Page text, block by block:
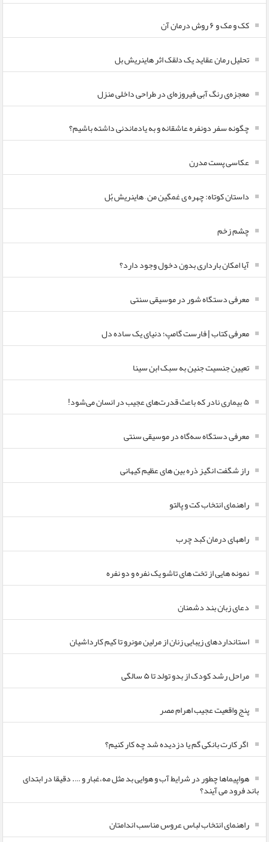
کک و مک و ۶ روش درمان آن
تحلیل رمان عقاید یک دلقک اثر هاینریش بل
معجزه‌ی رنگ آبی فیروزه‌ای در طراحی داخلی منزل
چگونه سفر دونفره عاشقانه و به یادماندنی داشته باشیم؟
عکاسی پست مدرن
داستان کوتاه: چهره ی غمگین من – هاینریش بُل
چشم زخم
آیا امکان بارداری بدون دخول وجود دارد؟
معرفی دستگاه شور در موسیقی سنتی
معرفی کتاب | فارست گامپ؛ دنیای یک ساده دل
تعیین جنسیت جنین به سبک ابن سینا
۵ بیماری نادر که باعث قدرت‌های عجیب در انسان می‌شود!
معرفی دستگاه سه‌گاه در موسیقی سنتی
راز شگفت انگیز ذره بین های عظیم کیهانی
راهنمای انتخاب کت و پالتو
راههای درمان کبد چرب
نمونه هایی از تخت های تاشو یک نفره و دو نفره
دعای زبان بند دشمنان
استانداردهای زیبایی زنان از مرلین مونرو تا کیم کارداشیان
مراحل رشد کودک از بدو تولد تا ۵ سالگی
پنج واقعیت عجیب اهرام مصر
اگر کارت بانکی گم یا دزدیده شد چه کار کنیم؟
هواپیماها چطور در شرایط آب و هوایی بد مثل مه،غبار و …. دقیقا در ابتدای
باند فرود می آیند؟
راهنمای انتخاب لباس عروس مناسب اندامتان